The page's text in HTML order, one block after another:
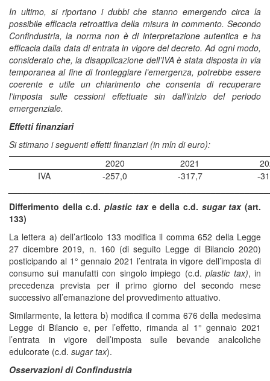
In ultimo, si riportano i dubbi che stanno emergendo circa la
possibile efficacia retroattiva della misura in commento. Secondo
Confindustria, la norma non è di interpretazione autentica e ha
efficacia dalla data di entrata in vigore del decreto. Ad ogni modo,
considerato che, la disapplicazione dell’IVA è stata disposta in via
temporanea al fine di fronteggiare l’emergenza, potrebbe essere
coerente e utile un chiarimento che consenta di recuperare
l’imposta sulle cessioni effettuate sin dall’inizio del periodo
emergenziale.
Effetti finanziari
Si stimano i seguenti effetti finanziari (in mln di euro):
2020
2021
IVA
-257,0 -317,7
-
Differimento della c.d.plastic tax e della c.d. sugar tax(art.
133)
La lettera a) dell’articolo 133 modifica il comma 652 della Legge
27 dicembre 2019, n. 160 (di seguito Legge di Bilancio 2020)
posticipando al 1° gennaio 2021 l’entrata in vigore dell’imposta di
consumo sui manufatti con singolo impiego (c.d.plastic tax), in
precedenza prevista per il primo giorno del secondo mese
successivo all’emanazione del provvedimento attuativo.
Similarmente, la lettera b) modifica il comma 676 della medesima
Legge di Bilancio e, per l’effetto, rimanda al 1° gennaio 2021
l’entrata in vigore dell’imposta sulle bevande analcoliche
edulcorate (c.d. sugar tax).
Osservazioni di Confindustria